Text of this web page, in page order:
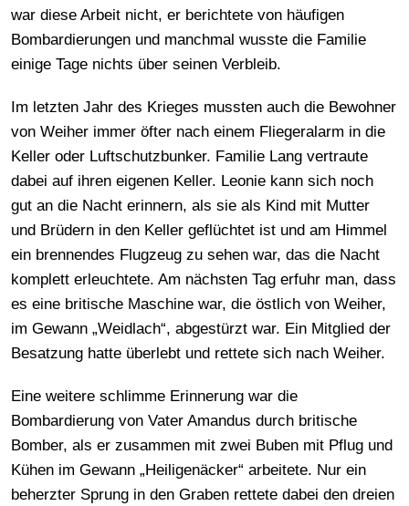
war diese Arbeit nicht, er berichtete von häufigen
Bombardierungen und manchmal wusste die Familie
einige Tage nichts über seinen Verbleib.
Im letzten Jahr des Krieges mussten auch die Bewohner
von Weiher immer öfter nach einem Fliegeralarm in die
Keller oder Luftschutzbunker. Familie Lang vertraute
dabei auf ihren eigenen Keller. Leonie kann sich noch
gut an die Nacht erinnern, als sie als Kind mit Mutter
und Brüdern in den Keller geflüchtet ist und am Himmel
ein brennendes Flugzeug zu sehen war, das die Nacht
komplett erleuchtete. Am nächsten Tag erfuhr man, dass
es eine britische Maschine war, die östlich von Weiher,
im Gewann „Weidlach“, abgestürzt war. Ein Mitglied der
Besatzung hatte überlebt und rettete sich nach Weiher.
Eine weitere schlimme Erinnerung war die
Bombardierung von Vater Amandus durch britische
Bomber, als er zusammen mit zwei Buben mit Pflug und
Kühen im Gewann „Heiligenäcker“ arbeitete. Nur ein
beherzter Sprung in den Graben rettete dabei den dreien